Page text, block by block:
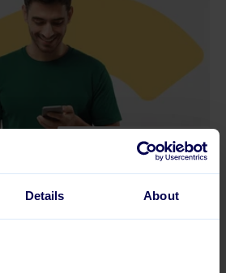
Details About
2 MINUTTERS LÆSNING
til digital læring: Tør du